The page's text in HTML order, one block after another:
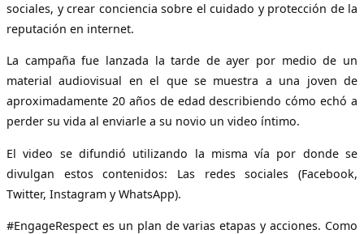
sociales, y crear conciencia sobre el cuidado y protección de la
reputación en internet.
La campaña fue lanzada la tarde de ayer por medio de un
material audiovisual en el que se muestra a una joven de
aproximadamente 20 años de edad describiendo cómo echó a
perder su vida al enviarle a su novio un video íntimo.
El video se difundió utilizando la misma vía por donde se
divulgan estos contenidos: Las redes sociales (Facebook,
Twitter, Instagram y WhatsApp).
#EngageRespect es un plan de varias etapas y acciones. Como